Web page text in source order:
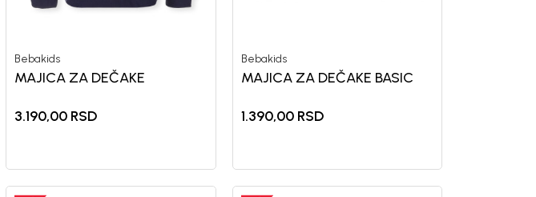
Bebakids
MAJICA ZA DEČAKE
3.190,00 RSD
Bebakids
MAJICA ZA DEČAKE BASIC
1.390,00 RSD
Registruj se i osvoji